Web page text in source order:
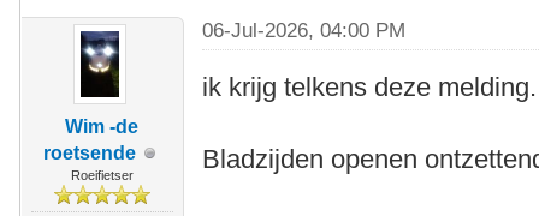
Wim -de
roetsende
Roeifietser
06-Jul-2026, 04:00 PM
ik krijg telkens deze
Bladzijden openen